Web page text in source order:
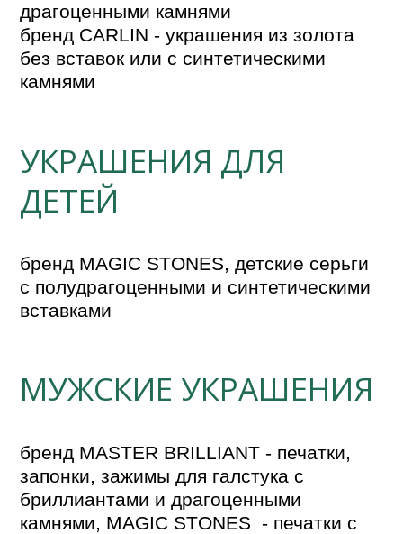
драгоценными камнями
бренд CARLIN - украшения из золота
без вставок или с синтетическими
камнями
УКРАШЕНИЯ ДЛЯ
ДЕТЕЙ
бренд MAGIC STONES, детские серьги
с полудрагоценными и синтетическими
вставками
МУЖСКИЕ УКРАШЕНИЯ
бренд MASTER BRILLIANT - печатки,
запонки, зажимы для галстука с
бриллиантами и драгоценными
камнями, MAGIC STONES  - печатки с